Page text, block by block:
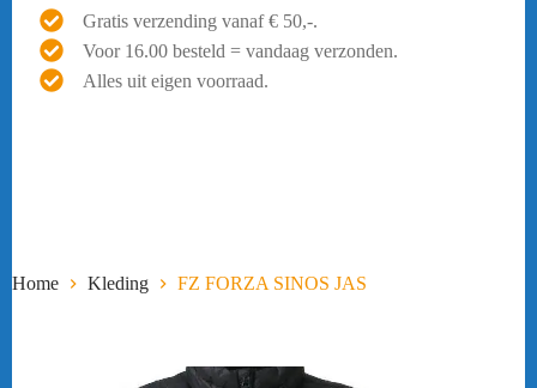
Gratis verzending vanaf € 50,-.
Voor 16.00 besteld = vandaag verzonden.
Alles uit eigen voorraad.
Home Kleding FZ FORZA SINOS JAS